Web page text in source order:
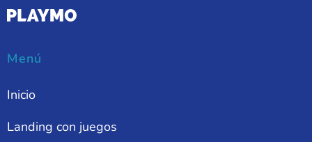
Menú
Inicio
Landing con juegos